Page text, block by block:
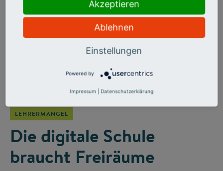
LEHRERMANGEL
Die digitale Schule
braucht Freiräume
Akzeptieren
Ablehnen
Einstellungen
Powered by
Impressum Datenschutzerklärung